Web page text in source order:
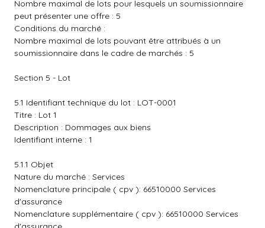
Nombre maximal de lots pour lesquels un soumissionnaire
peut présenter une offre : 5
Conditions du marché :
Nombre maximal de lots pouvant être attribués à un
soumissionnaire dans le cadre de marchés : 5
Section 5 - Lot
5.1 Identifiant technique du lot : LOT-0001
Titre : Lot 1
Description : Dommages aux biens
Identifiant interne : 1
5.1.1 Objet
Nature du marché : Services
Nomenclature principale ( cpv ): 66510000 Services
d'assurance
Nomenclature supplémentaire ( cpv ): 66510000 Services